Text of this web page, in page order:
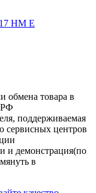
HM E
обмена товара в
РФ
поддерживаемая
сервисных центров
и демонстрация(по
в